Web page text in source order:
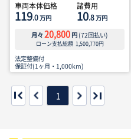
車両本体価格
119.0万円
諸費用
10.8万円
月々 20,800 円 (72回払い)
ローン支払総額 1,500,770円
法定整備付
保証付(1ヶ月・1,000km)
1